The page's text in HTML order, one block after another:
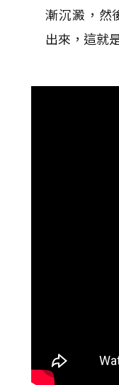
漸沉澱，然
出來，這就